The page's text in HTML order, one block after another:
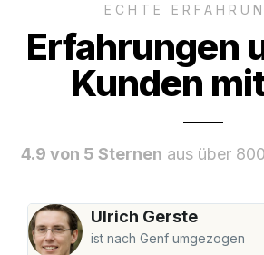
ECHTE
Erfahrungen
Kunden
4.9 von 5 Sternen aus über
Ulrich Gerste
ist nach Genf umgezogen